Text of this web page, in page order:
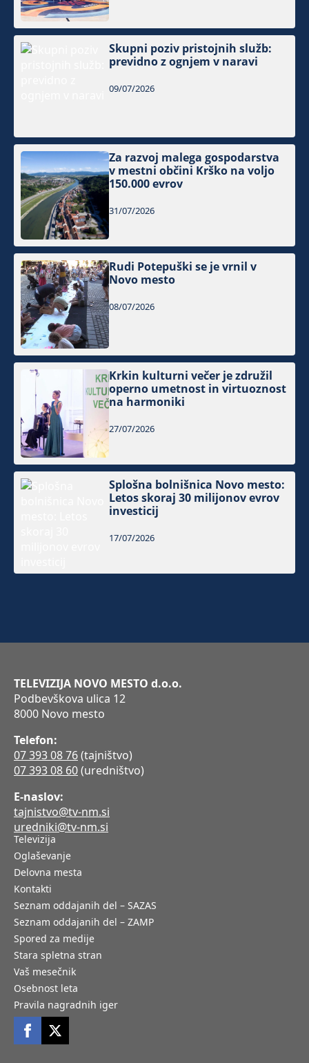
Skupni poziv pristojnih služb:
previdno z ognjem v naravi
09/07/2026
Za razvoj malega gospodarstva
v mestni občini Krško na voljo
150.000 evrov
31/07/2026
Rudi Potepuški se je vrnil v
Novo mesto
08/07/2026
Krkin kulturni večer je združil
operno umetnost in virtuoznost
na harmoniki
27/07/2026
Splošna bolnišnica Novo mesto:
Letos skoraj 30 milijonov evrov
investicij
17/07/2026
TELEVIZIJA NOVO MESTO d.o.o.
Podbevškova ulica 12
8000 Novo mesto
Telefon:
07 393 08 76(tajništvo)
07 393 08 60(uredništvo)
E-naslov:
tajnistvo@tv-nm.si
uredniki@tv-nm.si
Televizija
Oglaševanje
Delovna mesta
Kontakti
Seznam oddajanih del – SAZAS
Seznam oddajanih del – ZAMP
Spored za medije
Stara spletna stran
Vaš mesečnik
Osebnost leta
Pravila nagradnih iger